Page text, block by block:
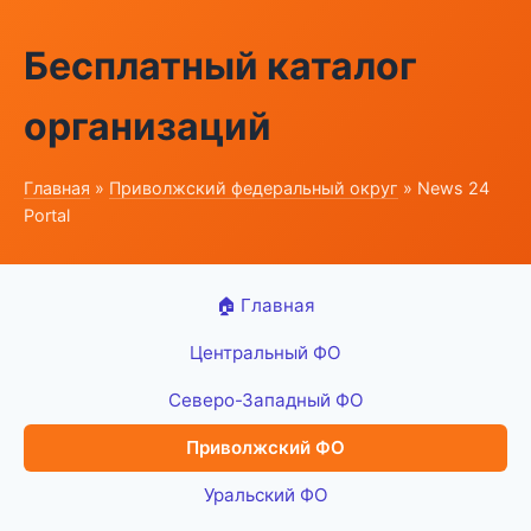
Бесплатный каталог
организаций
Главная » Приволжский федеральный округ » News 24
Portal
🏠 Главная
Центральный ФО
Северо-Западный ФО
Приволжский ФО
Уральский ФО